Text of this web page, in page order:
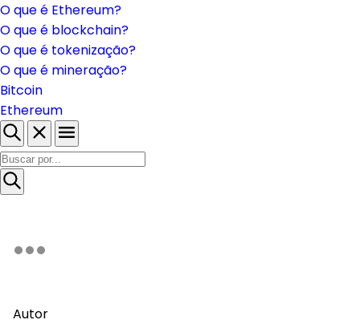
O que é Ethereum?
O que é blockchain?
O que é tokenização?
O que é mineração?
Bitcoin
Ethereum
Autor